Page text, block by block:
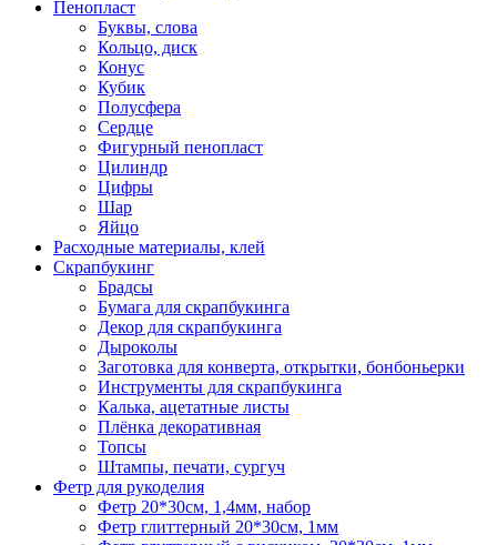
Пенопласт
Буквы, слова
Кольцо, диск
Конус
Кубик
Полусфера
Сердце
Фигурный пенопласт
Цилиндр
Цифры
Шар
Яйцо
Расходные материалы, клей
Скрапбукинг
Брадсы
Бумага для скрапбукинга
Декор для скрапбукинга
Дыроколы
Заготовка для конверта, открытки, бонбоньерки
Инструменты для скрапбукинга
Калька, ацетатные листы
Плёнка декоративная
Топсы
Штампы, печати, сургуч
Фетр для рукоделия
Фетр 20*30см, 1,4мм, набор
Фетр глиттерный 20*30см, 1мм